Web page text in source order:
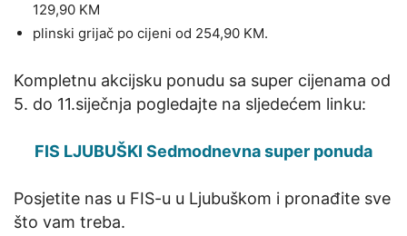
129,90 KM
plinski grijač po cijeni od 254,90 KM.
Kompletnu akcijsku ponudu sa super cijenama od
5. do 11.siječnja pogledajte na sljedećem linku:
FIS LJUBUŠKI Sedmodnevna super ponuda
Posjetite nas u FIS-u u Ljubuškom i pronađite sve
što vam treba.